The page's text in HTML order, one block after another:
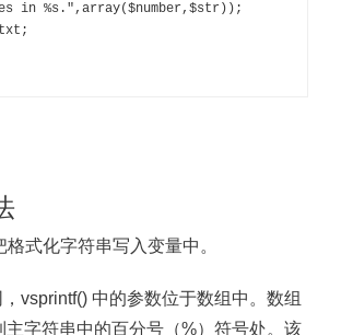
in %s.",array($number,$str));
式化字符串写入变量中。
vsprintf() 中的参数位于数组中。数组
主字符串中的百分号（%）符号处。该